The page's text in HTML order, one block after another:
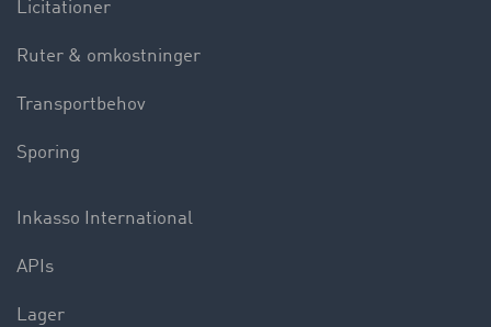
Licitationer
Ruter & omkostninger
Transportbehov
Sporing
Inkasso International
APIs
Lager